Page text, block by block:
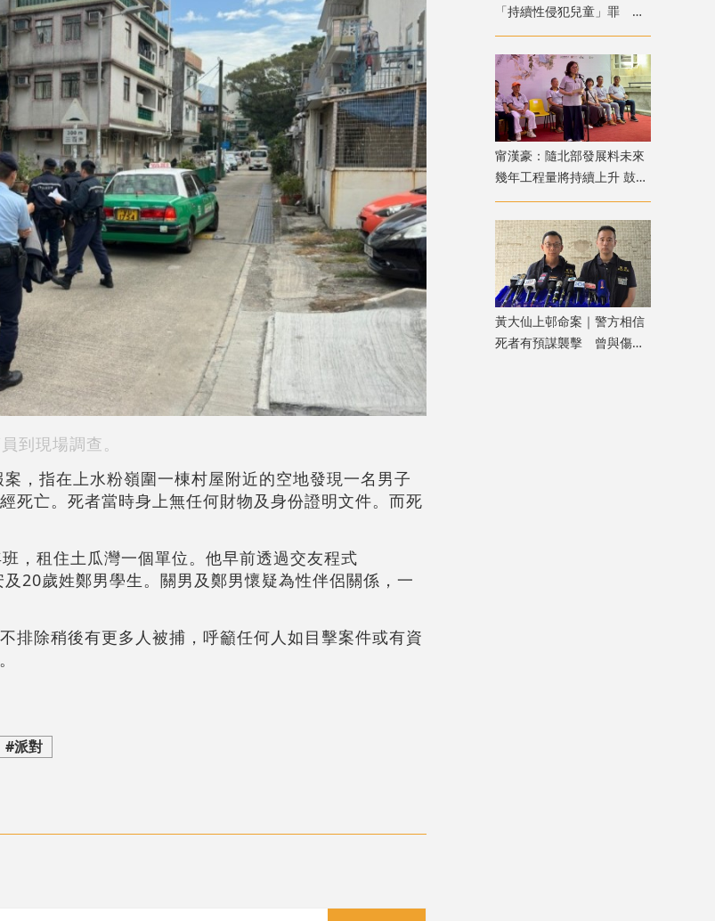
到現場調查。
，指在上水粉嶺圍一棟村屋附近的空地發現一名男子
死亡。死者當時身上無任何財物及身份證明文件。而死
，租住土瓜灣一個單位。他早前透過交友程式
20歲姓鄭男學生。關男及鄭男懷疑為性伴侶關係，一
排除稍後有更多人被捕，呼籲任何人如目擊案件或有資
#派對
「持續性侵犯兒童」罪 強
調須有嚴格程序保障措施
甯漢豪：隨北部發展料未來
幾年工程量將持續上升 鼓勵
青年積極裝備自己
黃大仙上邨命案｜警方相信
死者有預謀襲擊 曾與傷者